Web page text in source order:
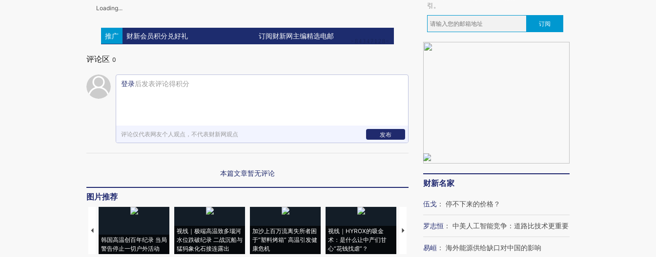
Loading...
推广 财新会员积分兑好礼 订阅财新网主编精选电邮
评论区 0
登录后发表评论得积分
评论仅代表网友个人观点，不代表财新网观点 发布
本篇文章暂无评论
图片推荐
韩国高温创百年纪录 当局
警告停止一切户外活动
视线｜极端高温致多瑙河
水位跌破纪录 二战沉船与
猛犸象化石接连露出
加沙上百万流离失所者困
于“塑料烤箱” 高温引发健
康危机
视线｜HYROX的吸金
术：是什么让中产们甘
心“花钱找虐”？
马航飞行员跨国走私7万
视线｜被称为“蟑螂”的印
育部长拱下台
视线｜“入侵”还是“人道危
引。
订阅
财新名家
伍戈 ： 停不下来的价格？
罗志恒 ： 中美人工智能竞争：道路比技术更重要
易峘 ： 海外能源供给缺口对中国的影响